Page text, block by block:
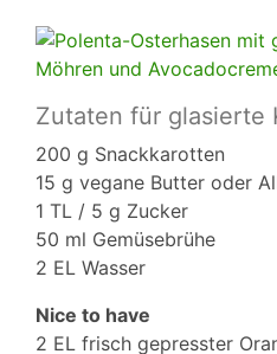
Zutaten für glasierte
200 g Snackkarotten
15 g vegane Butter oder
1 TL / 5 g Zucker
50 ml Gemüsebrühe
2 EL Wasser
Nice to have
2 EL frisch gepresster